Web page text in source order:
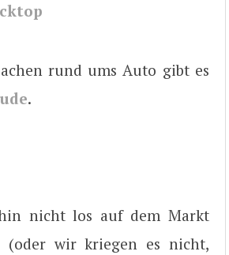
rund ums Auto gibt es
.
nicht los auf dem Markt
(oder wir kriegen es nicht,